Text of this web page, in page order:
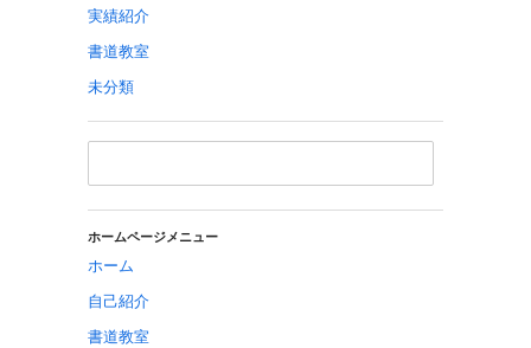
実績紹介
書道教室
未分類
ホームページメニュー
ホーム
自己紹介
書道教室